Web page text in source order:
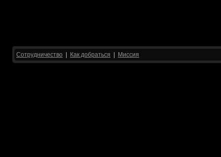
Сотрудничество Как добраться Миссия